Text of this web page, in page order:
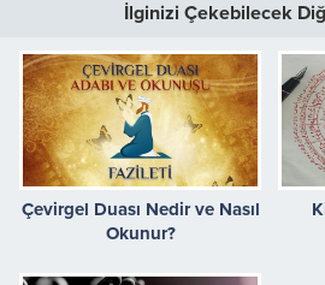
İlginizi Çekebilecek
Çevirgel Duası Nedir ve Nasıl
Okunur?